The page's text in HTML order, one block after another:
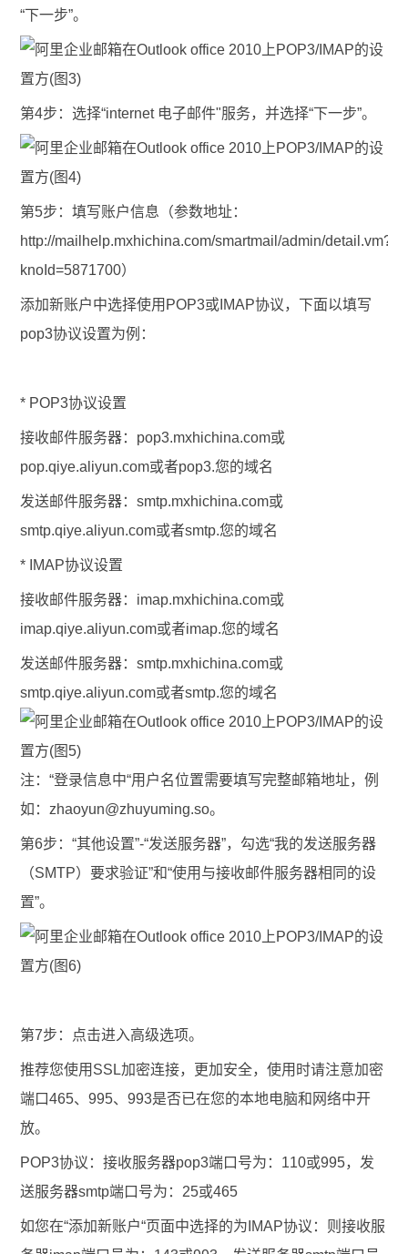
“下一步”。
第4步：选择“internet 电子邮件"服务，并选择“下一步”。
第5步：填写账户信息（参数地址：
http://mailhelp.mxhichina.com/smartmail/admin/detail.vm?
knoId=5871700​）
添加新账户中选择使用POP3或IMAP协议，下面以填写
pop3协议设置为例：
* POP3协议设置
接收邮件服务器：pop3.mxhichina.com或
pop.qiye.aliyun.com或者pop3.您的域名
发送邮件服务器：smtp.mxhichina.com或
smtp.qiye.aliyun.com或者smtp.您的域名
* IMAP协议设置
接收邮件服务器：imap.mxhichina.com或
imap.qiye.aliyun.com或者imap.您的域名
发送邮件服务器：smtp.mxhichina.com或
smtp.qiye.aliyun.com或者smtp.您的域名
注 ：“登录信息中“用户名位置需要填写完整邮箱地址，例
如： zhaoyun@zhuyuming.so。
第6步：“其他设置”-“发送服务器”，勾选“我的发送服务器
（SMTP）要求验证”和“使用与接收邮件服务器相同的设
置”。
第7步：点击进入高级选项。
推荐您使用SSL加密连接，更加安全，使用时请注意加密
端口465、995、993是否已在您的本地电脑和网络中开
放。
POP3协议： 接收服务器pop3端口号为：110或995，发
送服务器smtp端口号为：25或465
如您在“添加新账户“页面中选择的为IMAP协议： 则接收服